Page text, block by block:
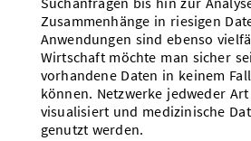
Prüfungsangelegenheiten
Vom Studium in den Beruf
Bibliothek
Study Scheduler
Forschungsgruppen
Bibliothek
Open Science/Open Access
Termine, Vorträge und
Forschungsinstitutionen
Start-ups
Pressemeldungen
IT-Themenabend
Forschungsinstitutionen
Ranking
Zahlen & Fakten
Pressespiegel
Preise, Auszeichnungen und
Kontakt
Kontakte & Anfahrt
Anfahrt
AnsprechpartnerInnen, Personen,
Zusammenhänge in riesigen
Anwendungen sind ebenso
Wirtschaft möchte man sicher
vorhandene Daten in keinem
können. Netzwerke jedweder
visualisiert und medizinische
genutzt werden.